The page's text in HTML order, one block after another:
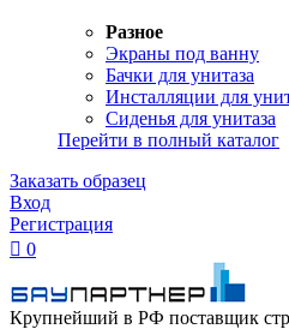
Разное
Экраны под ванну
Бачки для унитаза
Инсталляции для
Сиденья для унитаза
Перейти в полный каталог
Заказать образец
Вход
Регистрация
 0
Крупнейший в РФ поставщик